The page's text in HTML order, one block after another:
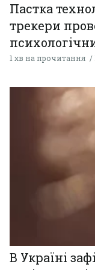
Пастка
трекери
1 хв на прочитання
В Україні